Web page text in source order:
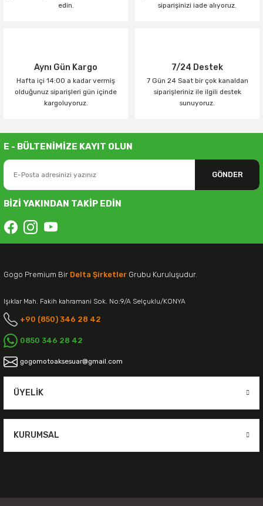
edin.
siparişinizi iade alıyoruz.
Aynı Gün Kargo
Hafta içi 14:00 a kadar vermiş
olduğunuz siparişleri gün içinde
kargoluyoruz.
7/24 Destek
7 Gün 24 Saat bir çok kanaldan
siparişleriniz ile ilgili destek
sunuyoruz.
E - BÜLTENİMİZE KAYIT OLUN
GÖNDER
BİZİ YAKINDAN TAKİP EDİN
Gogo Premium Bir Delta Şirketler Grubu Kuruluşudur.
Işıklar Mah. Fakih kahramani Sok. No:9/A Selçuklu/KONYA
+90 (850) 346 28 42
0850 346 28 42
gogomotoaksesuar@gmail.com
ÜYELIK
KURUMSAL